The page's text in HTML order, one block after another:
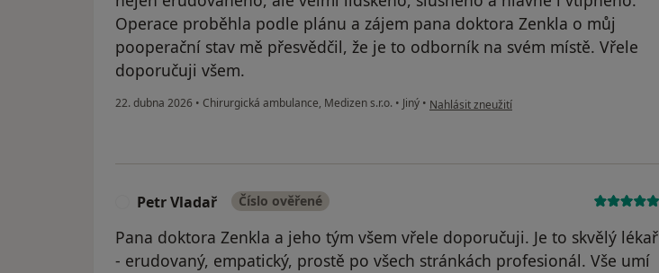
Operace proběhla podle plánu a zájem pana doktora Zenkla o můj
pooperační stav mě přesvědčil, že je to odborník na svém místě. Vřele
doporučuji všem.
22. dubna 2026 • Chirurgická ambulance, Medizen s.r.o. • Jiný • podle názoru uživatele Pavla
Nahlásit zneužití
Petr Vladař Číslo ověřené
Pana doktora Zenkla a jeho tým všem vřele doporučuji. Je to skvělý lékař
- erudovaný, empatický, prostě po všech stránkách profesionál. Vše umí